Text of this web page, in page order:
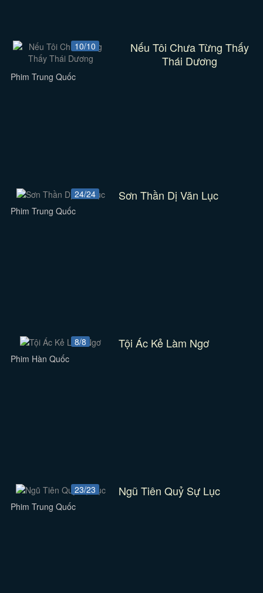
10/10
Nếu Tôi Chưa Từng Thấy
Thái Dương
Phim Trung Quốc
24/24 Sơn Thần Dị Văn Lục
Phim Trung Quốc
8/8 Tội Ác Kẻ Làm Ngơ
Phim Hàn Quốc
23/23 Ngũ Tiên Quỷ Sự Lục
Phim Trung Quốc